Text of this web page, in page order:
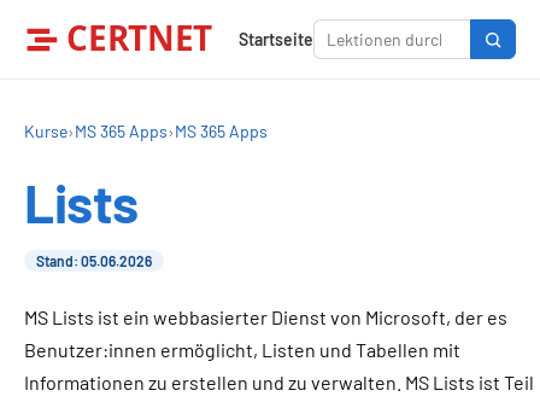
CERTNET Startseite
Kurse›MS 365 Apps›MS 365 Apps
Lists
Stand: 05.06.2026
MS Lists ist ein webbasierter Dienst von Microsoft, der es
Benutzer:innen ermöglicht, Listen und Tabellen mit
Informationen zu erstellen und zu verwalten. MS Lists ist Teil